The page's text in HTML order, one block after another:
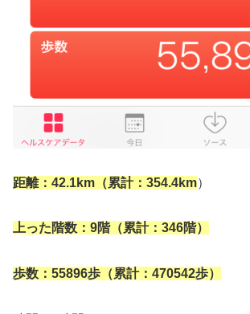
距離：42.1km（累計：354.4km）
上った階数：9階（累計：346階）
歩数：55896歩（累計：470542歩）